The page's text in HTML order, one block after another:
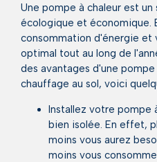
Une pompe à chaleur est
écologique et économique.
consommation d'énergie et
optimal tout au long de
des avantages d'une
chauffage au sol, voici
Installez votre pompe
bien isolée. En effet,
moins vous aurez
moins vous